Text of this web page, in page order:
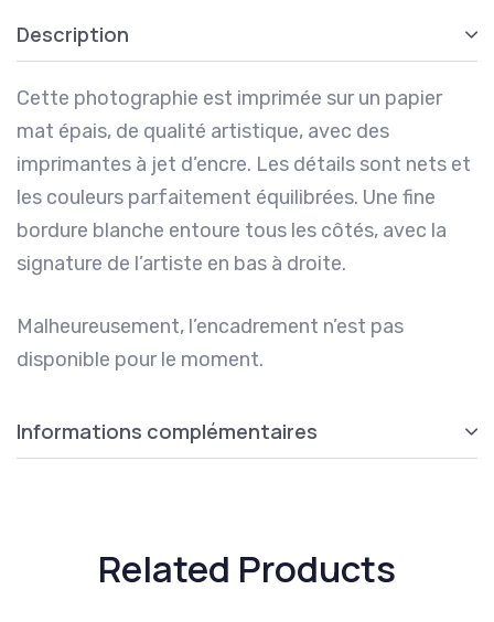
Description
Cette photographie est imprimée sur un papier
mat épais, de qualité artistique, avec des
imprimantes à jet d’encre. Les détails sont nets et
les couleurs parfaitement équilibrées. Une fine
bordure blanche entoure tous les côtés, avec la
signature de l’artiste en bas à droite.
Malheureusement, l’encadrement n’est pas
disponible pour le moment.
Informations complémentaires
Related Products